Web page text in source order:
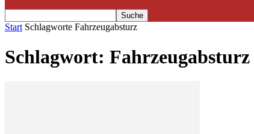
Start Schlagworte Fahrzeugabsturz
Schlagwort: Fahrzeugabsturz